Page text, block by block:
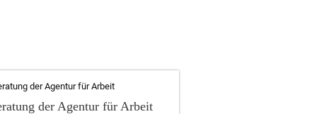
der Agentur für Arbeit